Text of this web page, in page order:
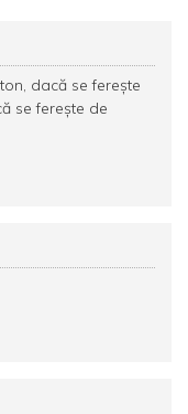
dacă se fereşte
se fereşte de